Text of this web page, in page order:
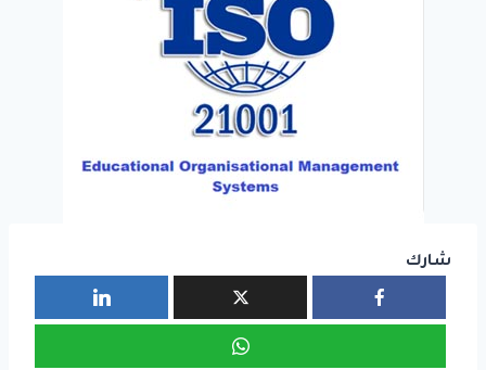
شارك